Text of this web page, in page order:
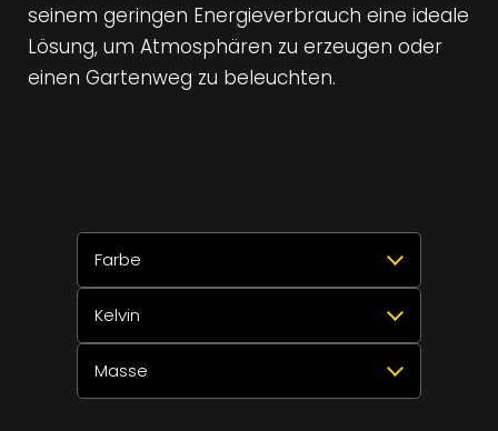
seinem geringen Energieverbrauch eine ideale
Lösung, um Atmosphären zu erzeugen oder
einen Gartenweg zu beleuchten.
Farbe
Alle auswählen ✕
Gebürstetes Kupfer 4
Kelvin
Alle auswählen ✕
Masse